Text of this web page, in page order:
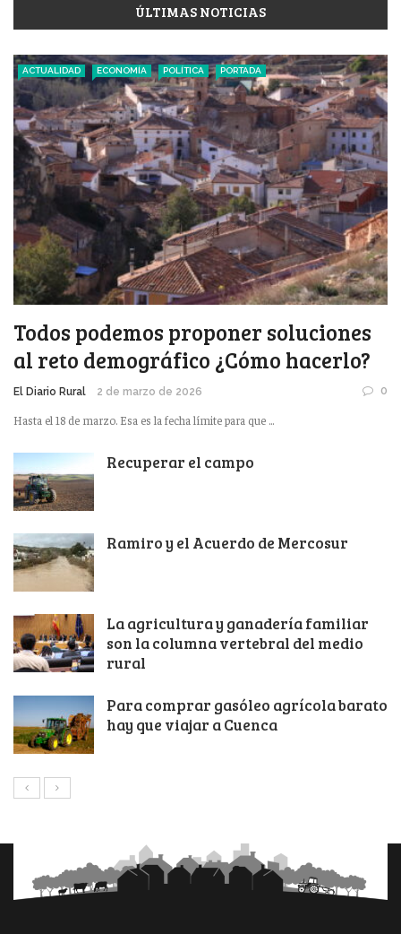
ÚLTIMAS NOTICIAS
ACTUALIDAD ECONOMÍA POLÍTICA PORTADA
Todos podemos proponer soluciones
al reto demográfico ¿Cómo hacerlo?
El Diario Rural 2 de marzo de 2026 0
Hasta el 18 de marzo. Esa es la fecha límite para que ...
Recuperar el campo
Ramiro y el Acuerdo de Mercosur
La agricultura y ganadería familiar
son la columna vertebral del medio
rural
Para comprar gasóleo agrícola barato
hay que viajar a Cuenca